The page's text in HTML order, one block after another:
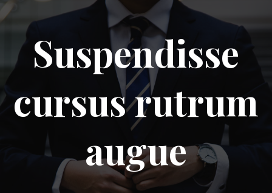
Suspendisse
cursus rutrum
augue